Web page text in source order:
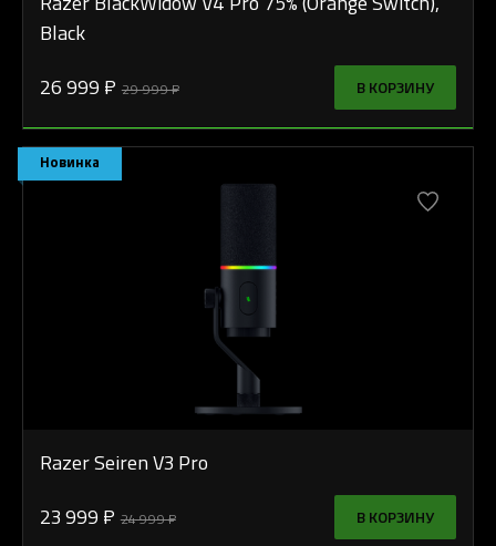
Black
26 999 ₽ 29 999 ₽ В КОРЗИНУ
Новинка
Razer Seiren V3 Pro
23 999 ₽ 24 999 ₽ В КОРЗИНУ